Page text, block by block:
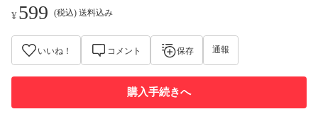
¥599 (税込) 送料込み
いいね！ コメント 保存 通報
購入手続きへ